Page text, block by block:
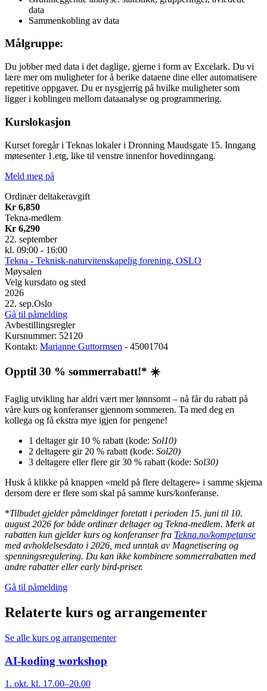
data
Sammenkobling av data
Målgruppe:
Du jobber med data i det daglige, gjerne i form av Excelark. Du vi
lære mer om muligheter for å berike dataene dine eller automatisere
repetitive oppgaver. Du er nysgjerrig på hvilke muligheter som
ligger i koblingen mellom dataanalyse og programmering.
Kurslokasjon
Kurset foregår i Teknas lokaler i Dronning Maudsgate 15. Inngang
møtesenter 1.etg, like til venstre innenfor hovedinngang.
Meld meg på
Ordinær deltakeravgift
Kr 6,850
Tekna-medlem
Kr 6,290
22. september
kl. 09:00 - 16:00
Tekna - Teknisk-naturvitenskapelig forening, OSLO
Møysalen
Velg kursdato og sted
2026
22. sep.Oslo
Gå til påmelding
Avbestillingsregler
Kursnummer: 52120
Kontakt: Marianne Guttormsen - 45001704
Opptil 30 % sommerrabatt!* ☀️
Faglig utvikling har aldri vært mer lønnsomt – nå får du rabatt på
våre kurs og konferanser gjennom sommeren. Ta med deg en
kollega og få ekstra mye igjen for pengene!
1 deltager gir 10 % rabatt (kode: Sol10)
2 deltagere gir 20 % rabatt (kode: Sol20)
3 deltagere eller flere gir 30 % rabatt (kode: Sol30)
Husk å klikke på knappen «meld på flere deltagere» i samme skjema
dersom dere er flere som skal på samme kurs/konferanse.
*Tilbudet gjelder påmeldinger foretatt i perioden 15. juni til 10.
august 2026 for både ordinær deltager og Tekna-medlem. Merk at
rabatten kun gjelder kurs og konferanser fra Tekna.no/kompetanse
med avholdelsesdato i 2026, med unntak av Magnetisering og
spenningsregulering. Du kan ikke kombinere sommerrabatten med
andre rabatter eller early bird-priser.
Gå til påmelding
Relaterte kurs og arrangementer
Se alle kurs og arrangementer
AI-koding workshop
1. okt. kl. 17.00–20.00